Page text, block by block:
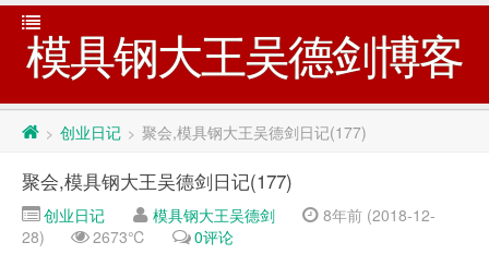
模具钢大王吴德剑博客
> 创业日记 > 聚会,模具钢大王吴德剑日记(177)
聚会,模具钢大王吴德剑日记(177)
创业日记 模具钢大王吴德剑
8年前 (2018-12-
28)
2673℃ 0评论